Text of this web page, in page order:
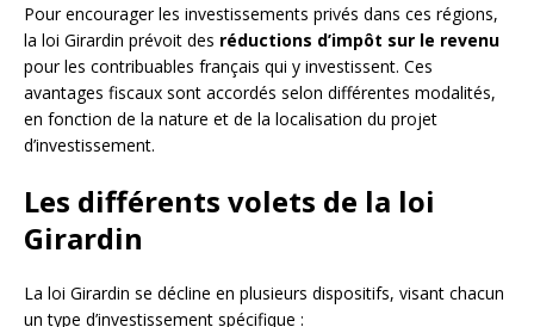
Pour encourager les investissements privés dans ces régions,
la loi Girardin prévoit des réductions d’impôt sur le revenu
pour les contribuables français qui y investissent. Ces
avantages fiscaux sont accordés selon différentes modalités,
en fonction de la nature et de la localisation du projet
d’investissement.
Les différents volets de la loi
Girardin
La loi Girardin se décline en plusieurs dispositifs, visant chacun
un type d’investissement spécifique :